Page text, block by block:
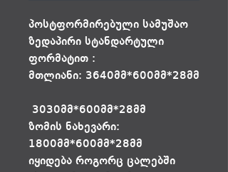
პოსტფორმირებული სამუშაო
ზედაპირი სტანდარტული
ფორმატით :
მთლიანი: 3640მმ*600მმ*28მმ
3030მმ*600მმ*28მმ
ზომის ნახევარი:
1800მმ*600მმ*28მმ
იყიდება როგორც ცალებში